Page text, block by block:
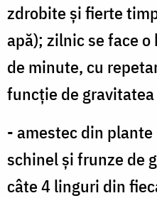
zdrobite şi fierte
apă); zilnic se face
de minute, cu
funcţie de
- amestec din
schinel şi frunze de
câte 4 linguri din